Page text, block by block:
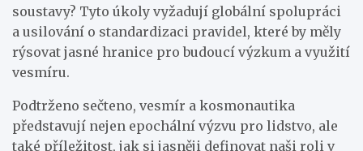
soustavy? Tyto úkoly vyžadují globální spolupráci
a usilování o standardizaci pravidel, které by měly
rýsovat jasné hranice pro budoucí výzkum a využití
vesmíru.
Podtrženo sečteno, vesmír a kosmonautika
představují nejen epochální výzvu pro lidstvo, ale
také příležitost, jak si jasněji definovat naši roli v